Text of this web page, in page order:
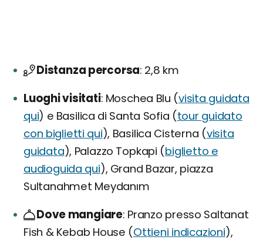
Distanza percorsa 2,8 km
Luoghi visitati Moschea Blu (visita guidata
qui) e Basilica di Santa Sofia (tour guidato
con biglietti qui), Basilica Cisterna (visita
guidata), Palazzo Topkapi (biglietto e
audioguida qui), Grand Bazar, piazza
Sultanahmet Meydanım
Dove mangiare Pranzo presso Saltanat
Fish & Kebab House (Ottieni indicazioni),